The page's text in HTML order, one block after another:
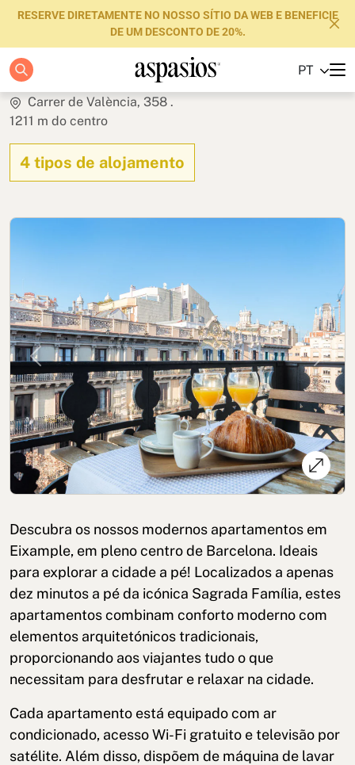
RESERVE DIRETAMENTE NO NOSSO SÍTIO DA WEB E BENEFICIE
DE UM DESCONTO DE 20%.
PT
Apartamentos
Luxury Brand
FAQs
Contacte-nos
Política de Privacidade nas Redes Sociais Aviso Legal
Termos e condições Canal de denúncias
Livro de Reclamações para Porto
© 2026Aspasios | Todos os direitos reservados
Fuster Apartments
Carrer de València, 358 .
1211 m do centro
4 tipos de alojamento
Previous Next
Descubra os nossos modernos apartamentos em
Eixample, em pleno centro de Barcelona. Ideais
para explorar a cidade a pé! Localizados a apenas
dez minutos a pé da icónica Sagrada Família, estes
apartamentos combinam conforto moderno com
elementos arquitetónicos tradicionais,
proporcionando aos viajantes tudo o que
necessitam para desfrutar e relaxar na cidade.
Cada apartamento está equipado com ar
condicionado, acesso Wi-Fi gratuito e televisão por
satélite. Além disso, dispõem de máquina de lavar